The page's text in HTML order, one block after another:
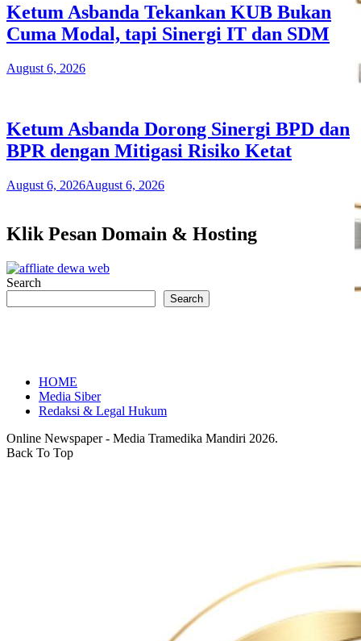
Ketum Asbanda Tekankan KUB Bukan
Cuma Modal, tapi Sinergi IT dan SDM
August 6, 2026
Ketum Asbanda Dorong Sinergi BPD dan
BPR dengan Mitigasi Risiko Ketat
August 6, 2026August 6, 2026
Klik Pesan Domain & Hosting
Search
Search
HOME
Media Siber
Redaksi & Legal Hukum
Online Newspaper - Media Tramedika Mandiri 2026.
Back To Top